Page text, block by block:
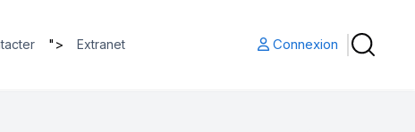
"> Extranet Connexion